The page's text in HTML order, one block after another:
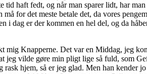
tid haft fedt, og når man sparer lidt, har
for det meste betale det, da vores
i dag er der kommen en hel del, og da
Knapperne. Det var en Middag, jeg
vilde gøre min pligt lige så fuld, som
hjem, så er jeg glad. Men han